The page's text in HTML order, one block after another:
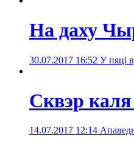
На даху
30.07.2017 16:52 У пяці
Сквэр каля
14.07.2017 12:14